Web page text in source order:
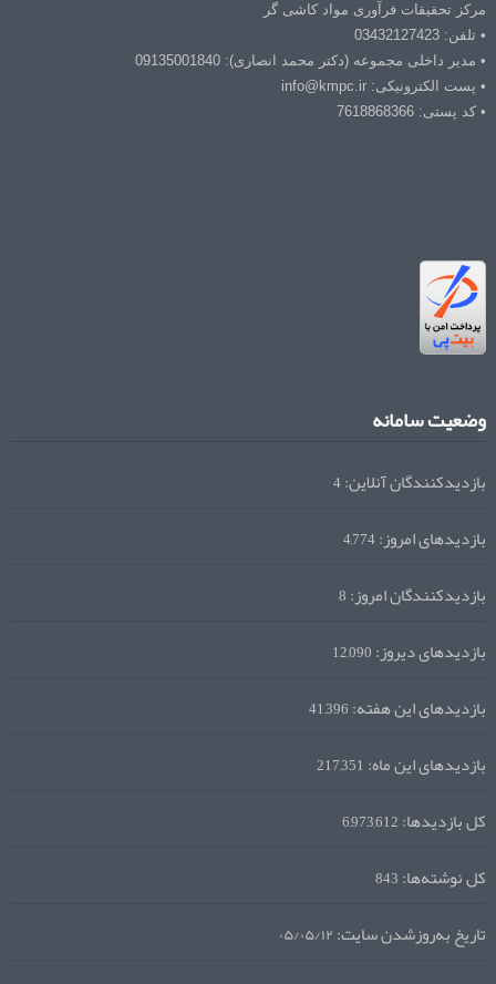
مرکز تحقیقات فرآوری مواد کاشی گر
• تلفن: 03432127423
• مدیر داخلی مجموعه (دکتر محمد انصاری): 09135001840
• پست الکترونیکی: info@kmpc.ir
• کد پستی: 7618868366
وضعیت سامانه
بازدیدکنندگان آنلاین:4
بازدیدهای امروز:4,774
بازدیدکنندگان امروز:8
بازدیدهای دیروز:12,090
بازدیدهای این هفته:41,396
بازدیدهای این ماه:217,351
کل بازدیدها:6,973,612
کل نوشته‌ها:843
تاریخ به‌روزشدن سایت:۰۵/۰۵/۱۲